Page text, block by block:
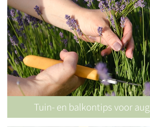
Tuin- en balkontips voor